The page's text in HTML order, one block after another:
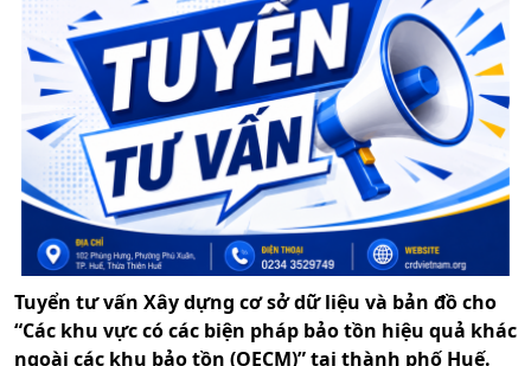
Tuyển tư vấn Xây dựng cơ sở dữ liệu và bản đồ cho
“Các khu vực có các biện pháp bảo tồn hiệu quả khác
ngoài các khu bảo tồn (OECM)” tại thành phố Huế.